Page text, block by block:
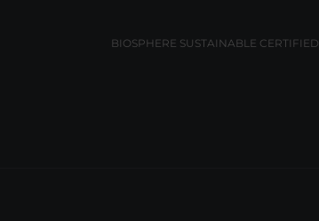
BIOSPHERE SUSTAINABLE CERTIFIED